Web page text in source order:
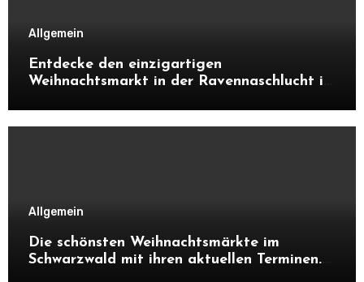
Allgemein
Entdecke den einzigartigen
Weihnachtsmarkt in der Ravennaschlucht im
Allgemein
Die schönsten Weihnachtsmärkte im
Schwarzwald mit ihren aktuellen Terminen.